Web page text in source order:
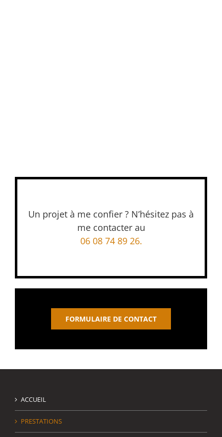
Un projet à me confier ? N’hésitez pas à
me contacter au
06 08 74 89 26.
FORMULAIRE DE CONTACT
ACCUEIL
PRESTATIONS